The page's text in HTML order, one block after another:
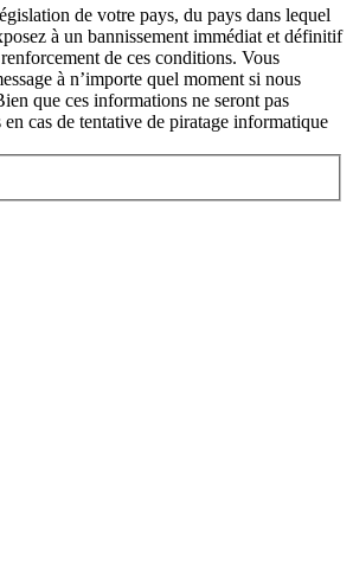
de votre pays, du pays dans lequel
à un bannissement immédiat et définitif
de ces conditions. Vous
à n’importe quel moment si nous
que ces informations ne seront pas
cas de tentative de piratage informatique